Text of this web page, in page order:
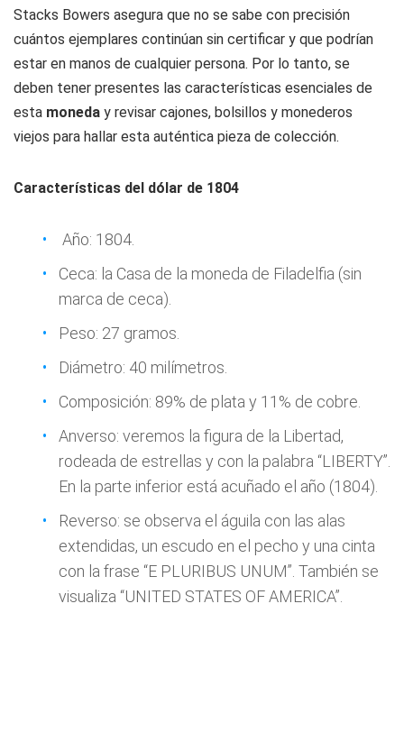
Stacks Bowers asegura que no se sabe con precisión
cuántos ejemplares continúan sin certificar y que podrían
estar en manos de cualquier persona. Por lo tanto, se
deben tener presentes las características esenciales de
esta moneda y revisar cajones, bolsillos y monederos
viejos para hallar esta auténtica pieza de colección.
Características del dólar de 1804
Año: 1804.
Ceca: la Casa de la moneda de Filadelfia (sin
marca de ceca).
Peso: 27 gramos.
Diámetro: 40 milímetros.
Composición: 89% de plata y 11% de cobre.
Anverso: veremos la figura de la Libertad,
rodeada de estrellas y con la palabra “LIBERTY”.
En la parte inferior está acuñado el año (1804).
Reverso: se observa el águila con las alas
extendidas, un escudo en el pecho y una cinta
con la frase “E PLURIBUS UNUM”. También se
visualiza “UNITED STATES OF AMERICA”.